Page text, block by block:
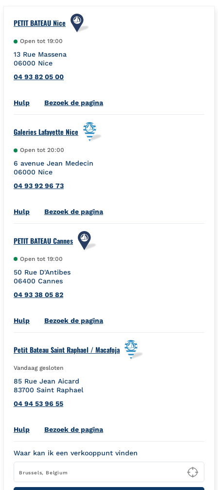
PETIT BATEAU Nice
Open tot 19:00
13 Rue Massena
06000 Nice
04 93 82 05 00
HulpLink Opens in New Tab
Bezoek de pagina
Galeries Lafayette Nice
Open tot 20:00
6 avenue Jean Medecin
06000 Nice
04 93 92 96 73
HulpLink Opens in New Tab
Bezoek de pagina
PETIT BATEAU Cannes
Open tot 19:00
50 Rue D'Antibes
06400 Cannes
04 93 38 05 82
HulpLink Opens in New Tab
Bezoek de pagina
Petit Bateau Saint Raphael / Macafoja
Vandaag gesloten
85 Rue Jean Aicard
83700 Saint Raphael
04 94 53 96 55
HulpLink Opens in New Tab
Bezoek de pagina
Waar kan ik een verkooppunt vinden